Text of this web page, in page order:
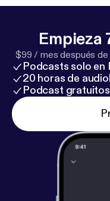
Empieza
$99 / mes después de
Podcasts solo en
20 horas de
Podcast gratuitos